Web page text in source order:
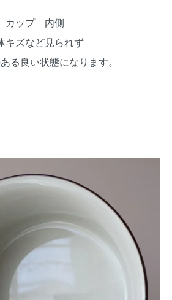
カップ 内側
キズなど見られず
る良い状態になります。